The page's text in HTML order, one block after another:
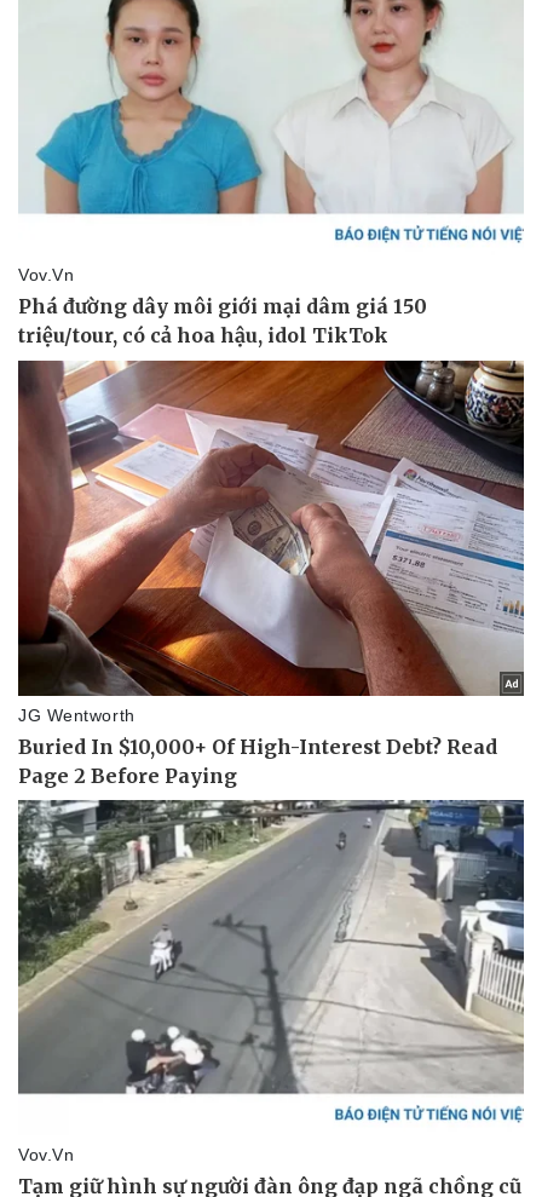
Doanh nghiệp
Thông tin doanh nghiệp
Doanh nghiệp 24h
Doanh nhân
Công nghệ
Tin Công nghệ
Trải nghiệm
Chuyển đổi số